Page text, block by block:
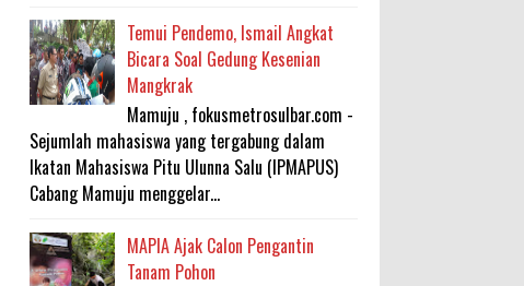
Temui Pendemo, Ismail Angkat
Bicara Soal Gedung Kesenian
Mangkrak
Mamuju , fokusmetrosulbar.com -
Sejumlah mahasiswa yang tergabung dalam
Ikatan Mahasiswa Pitu Ulunna Salu (IPMAPUS)
Cabang Mamuju menggelar...
MAPIA Ajak Calon Pengantin
Tanam Pohon